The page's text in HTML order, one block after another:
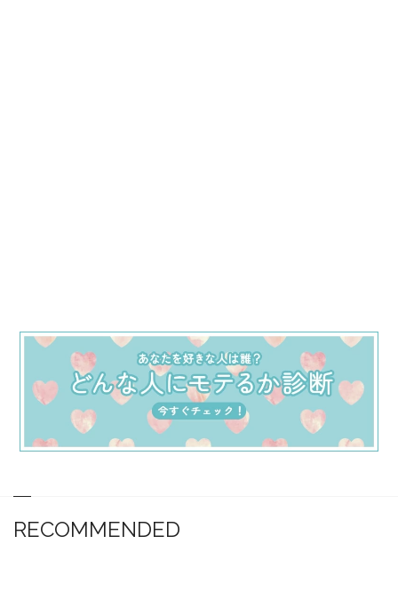
RECOMMENDED